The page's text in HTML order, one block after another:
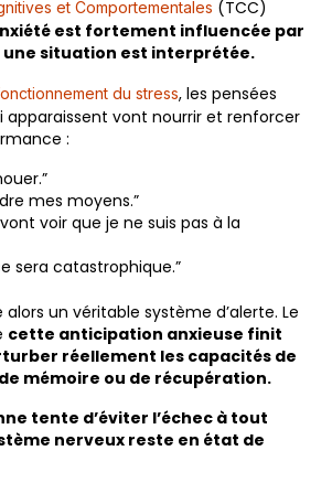
et Comportementales (TCC)
est fortement influencée par
une situation est interprétée.
du stress, les pensées
vont nourrir et renforcer
:
mes moyens.”
voir que je ne suis pas à la
sera catastrophique.”
un véritable système d’alerte. Le
cette anticipation anxieuse finit
réellement les capacités de
mémoire ou de récupération.
tente d’éviter l’échec à tout
nerveux reste en état de